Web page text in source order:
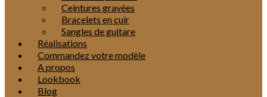
Ceintures gravées
Bracelets en cuir
Sangles de guitare
Réalisations
Commandez votre modèle
A propos
Lookbook
Blog